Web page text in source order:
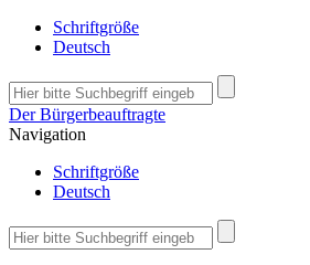
Schriftgröße
Deutsch
Der Bürgerbeauftragte
Navigation
Schriftgröße
Deutsch